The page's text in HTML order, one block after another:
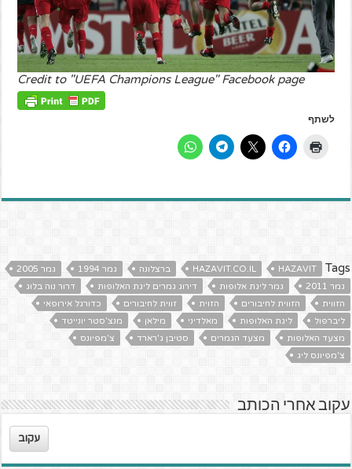
Credit to "UEFA Champions League" Facebook page
לשתף
Tags
HAZAVIT
HAZAVIT.CO.IL ברצלונה גמר 1994
גמר 2005
גמר 2011
גמר ליגת אלופות דירוג גמרים ליגת האלופות
דרור נוה בלוג
הזווית
הזווית לחיבורים הזוית זווית לחיבורים
כדורגל אירופאי
ליברפול
ליגת האלופות מאלדיני מילאן
מנצ'סטר יונייטד
מצעד האלופות
מצעד הגמרים סטיבן ג'רארד
צ'מפיונס
צ'מפיונס ליג
עקוב אחרי הכותב
עקוב